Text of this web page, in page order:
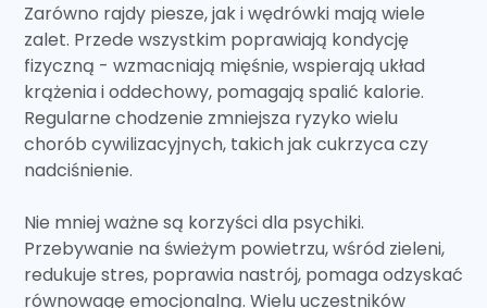
Zarówno rajdy piesze, jak i wędrówki mają wiele
zalet. Przede wszystkim poprawiają kondycję
fizyczną - wzmacniają mięśnie, wspierają układ
krążenia i oddechowy, pomagają spalić kalorie.
Regularne chodzenie zmniejsza ryzyko wielu
chorób cywilizacyjnych, takich jak cukrzyca czy
nadciśnienie.
Nie mniej ważne są korzyści dla psychiki.
Przebywanie na świeżym powietrzu, wśród zieleni,
redukuje stres, poprawia nastrój, pomaga odzyskać
równowagę emocjonalną. Wielu uczestników